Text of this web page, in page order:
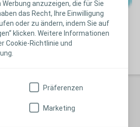
anzuzeigen, die für Sie
das Recht, Ihre Einwilligung
oder zu ändern, indem Sie auf
klicken. Weitere Informationen
Cookie-Richtlinie und
Präferenzen
Marketing
Trocken
wurde die Wunde mit Biatain
wölbt sich zum Wundgrund und sorgte
Biatain Silicone